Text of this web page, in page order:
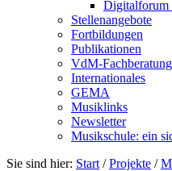
Digitalforum
Stellenangebote
Fortbildungen
Publikationen
VdM-Fachberatung
Internationales
GEMA
Musiklinks
Newsletter
Musikschule: ein
Sie sind hier: Start /Projekte /